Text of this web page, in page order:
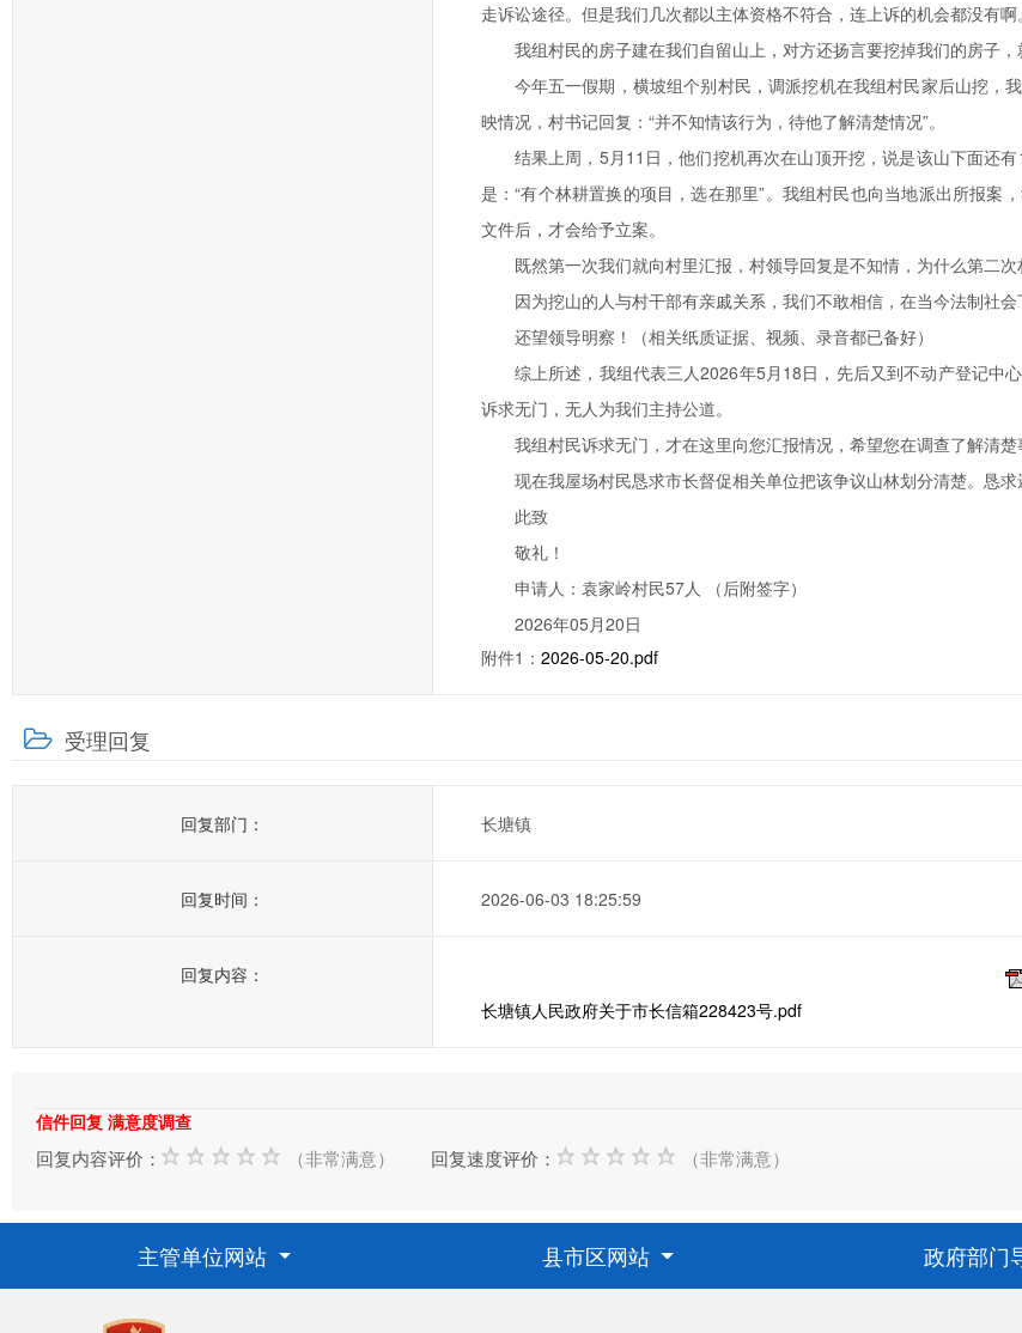
走诉讼途径。但是我们几次都以主体资格不符合，连上诉的机会都没有
我组村民的房子建在我们自留山上，对方还扬言要挖掉我们的房子，
今年五一假期，横坡组个别村民，调派挖机在我组村民家后山挖，
映情况，村书记回复：“并不知情该行为，待他了解清楚情况”。
结果上周，5月11日，他们挖机再次在山顶开挖，说是该山下面还
是：“有个林耕置换的项目，选在那里”。我组村民也向当地派出所报
文件后，才会给予立案。
既然第一次我们就向村里汇报，村领导回复是不知情，为什么第二
因为挖山的人与村干部有亲戚关系，我们不敢相信，在当今法制社会
还望领导明察！（相关纸质证据、视频、录音都已备好）
综上所述，我组代表三人2026年5月18日，先后又到不动产登记中
诉求无门，无人为我们主持公道。
我组村民诉求无门，才在这里向您汇报情况，希望您在调查了解清楚
现在我屋场村民恳求市长督促相关单位把该争议山林划分清楚。恳
此致
敬礼！
申请人：袁家岭村民57人 （后附签字）
2026年05月20日
附件1： 2026-05-20.pdf
受理回复
回复部门： 长塘镇
回复时间： 2026-06-03 18:25:59
回复内容：
长塘镇人民政府关于市长信箱228423号.pdf
信件回复 满意度调查
回复内容评价： （非常满意） 回复速度评价： （非常满意）
主管单位网站 县市区网站 政府部门